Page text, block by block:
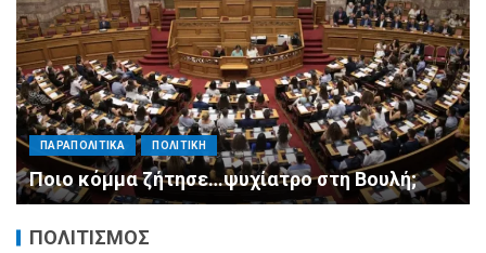
ΠΑΡΑΠΟΛΙΤΙΚΑ ΠΟΛΙΤΙΚΗ
Μητσοτάκης σε υπουργούς: Ξεχάστε τον
ανασχηματισμό, πιάστε δουλειά με 4
αυστηρές εντολές
ΠΟΛΙΤΙΣΜΟΣ